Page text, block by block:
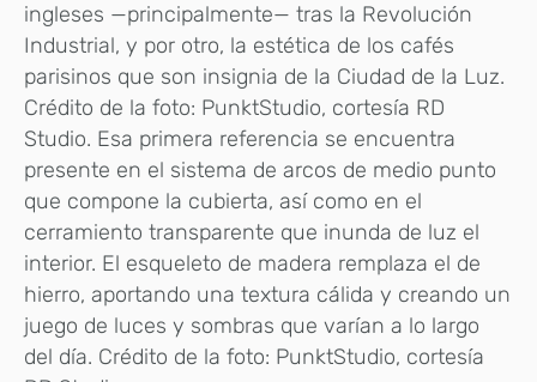
ingleses —principalmente— tras la Revolución
Industrial, y por otro, la estética de los cafés
parisinos que son insignia de la Ciudad de la Luz.
Crédito de la foto: PunktStudio, cortesía RD
Studio. Esa primera referencia se encuentra
presente en el sistema de arcos de medio punto
que compone la cubierta, así como en el
cerramiento transparente que inunda de luz el
interior. El esqueleto de madera remplaza el de
hierro, aportando una textura cálida y creando un
juego de luces y sombras que varían a lo largo
del día. Crédito de la foto: PunktStudio, cortesía